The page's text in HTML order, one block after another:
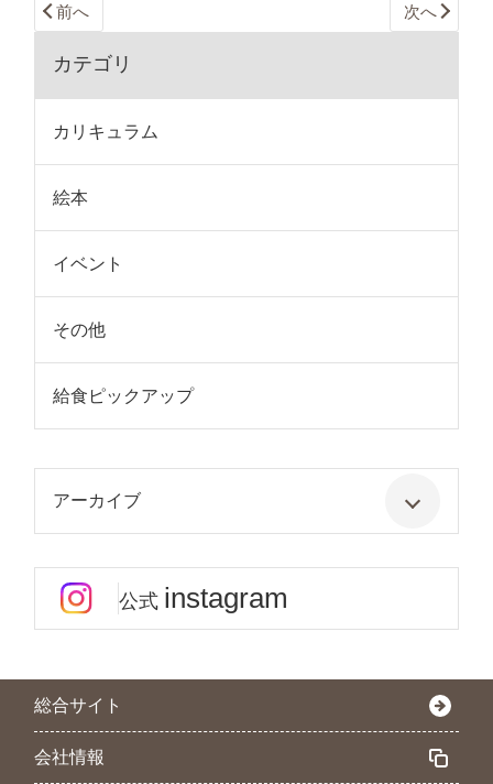
前へ 次へ
カテゴリ
カリキュラム
絵本
イベント
その他
給食ピックアップ
アーカイブ
公式 instagram
総合サイト
会社情報